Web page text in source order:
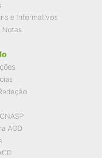
e Informativos
Notas
ACD